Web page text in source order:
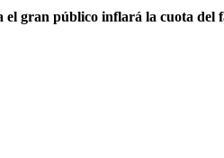
el gran público inflará la cuota del